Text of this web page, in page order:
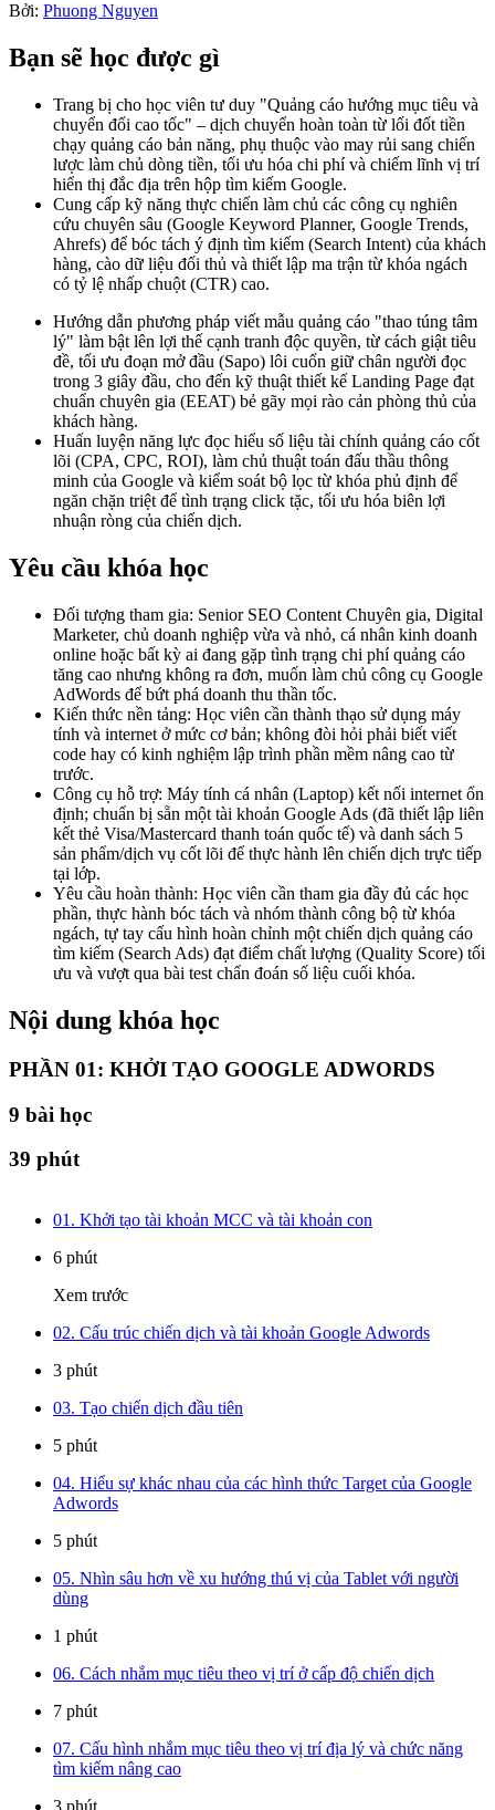
Bởi: Phuong Nguyen
Bạn sẽ học được gì
Trang bị cho học viên tư duy "Quảng cáo hướng mục tiêu và
chuyển đổi cao tốc" – dịch chuyển hoàn toàn từ lối đốt tiền
chạy quảng cáo bản năng, phụ thuộc vào may rủi sang chiến
lược làm chủ dòng tiền, tối ưu hóa chi phí và chiếm lĩnh vị trí
hiển thị đắc địa trên hộp tìm kiếm Google.
Cung cấp kỹ năng thực chiến làm chủ các công cụ nghiên
cứu chuyên sâu (Google Keyword Planner, Google Trends,
Ahrefs) để bóc tách ý định tìm kiếm (Search Intent) của khách
hàng, cào dữ liệu đối thủ và thiết lập ma trận từ khóa ngách
có tỷ lệ nhấp chuột (CTR) cao.
Hướng dẫn phương pháp viết mẫu quảng cáo "thao túng tâm
lý" làm bật lên lợi thế cạnh tranh độc quyền, từ cách giật tiêu
đề, tối ưu đoạn mở đầu (Sapo) lôi cuốn giữ chân người đọc
trong 3 giây đầu, cho đến kỹ thuật thiết kế Landing Page đạt
chuẩn chuyên gia (EEAT) bẻ gãy mọi rào cản phòng thủ của
khách hàng.
Huấn luyện năng lực đọc hiểu số liệu tài chính quảng cáo cốt
lõi (CPA, CPC, ROI), làm chủ thuật toán đấu thầu thông
minh của Google và kiểm soát bộ lọc từ khóa phủ định để
ngăn chặn triệt để tình trạng click tặc, tối ưu hóa biên lợi
nhuận ròng của chiến dịch.
Yêu cầu khóa học
Đối tượng tham gia: Senior SEO Content Chuyên gia, Digital
Marketer, chủ doanh nghiệp vừa và nhỏ, cá nhân kinh doanh
online hoặc bất kỳ ai đang gặp tình trạng chi phí quảng cáo
tăng cao nhưng không ra đơn, muốn làm chủ công cụ Google
AdWords để bứt phá doanh thu thần tốc.
Kiến thức nền tảng: Học viên cần thành thạo sử dụng máy
tính và internet ở mức cơ bản; không đòi hỏi phải biết viết
code hay có kinh nghiệm lập trình phần mềm nâng cao từ
trước.
Công cụ hỗ trợ: Máy tính cá nhân (Laptop) kết nối internet ổn
định; chuẩn bị sẵn một tài khoản Google Ads (đã thiết lập liên
kết thẻ Visa/Mastercard thanh toán quốc tế) và danh sách 5
sản phẩm/dịch vụ cốt lõi để thực hành lên chiến dịch trực tiếp
tại lớp.
Yêu cầu hoàn thành: Học viên cần tham gia đầy đủ các học
phần, thực hành bóc tách và nhóm thành công bộ từ khóa
ngách, tự tay cấu hình hoàn chỉnh một chiến dịch quảng cáo
tìm kiếm (Search Ads) đạt điểm chất lượng (Quality Score) tối
ưu và vượt qua bài test chẩn đoán số liệu cuối khóa.
Nội dung khóa học
PHẦN 01: KHỞI TẠO GOOGLE ADWORDS
9 bài học
39 phút
01. Khởi tạo tài khoản MCC và tài khoản con
6 phút
Xem trước
02. Cấu trúc chiến dịch và tài khoản Google Adwords
3 phút
03. Tạo chiến dịch đầu tiên
5 phút
04. Hiểu sự khác nhau của các hình thức Target của Google
Adwords
5 phút
05. Nhìn sâu hơn về xu hướng thú vị của Tablet với người
dùng
1 phút
06. Cách nhắm mục tiêu theo vị trí ở cấp độ chiến dịch
7 phút
07. Cấu hình nhắm mục tiêu theo vị trí địa lý và chức năng
tìm kiếm nâng cao
3 phút